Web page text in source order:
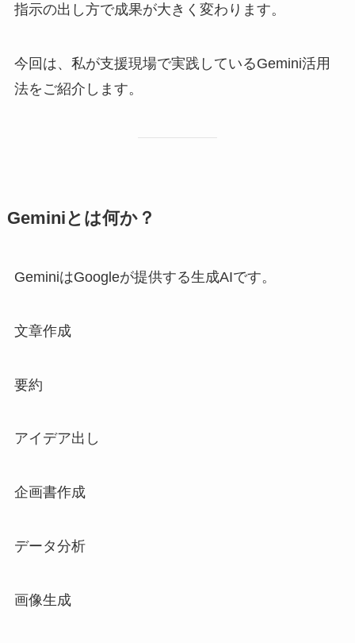
指示の出し方で成果が大きく変わります。
今回は、私が支援現場で実践しているGemini活用
法をご紹介します。
Geminiとは何か？
GeminiはGoogleが提供する生成AIです。
文章作成
要約
アイデア出し
企画書作成
データ分析
画像生成